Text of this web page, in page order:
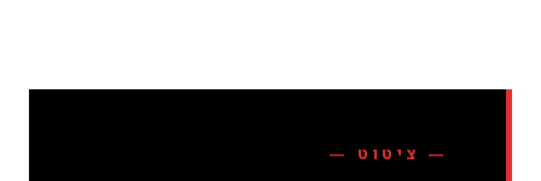
— ציטוט —